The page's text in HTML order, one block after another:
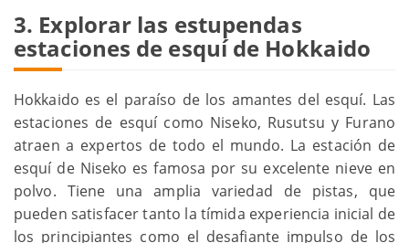
3. Explorar las estupendas
estaciones de esquí de Hokkaido
Hokkaido es el paraíso de los amantes del esquí. Las
estaciones de esquí como Niseko, Rusutsu y Furano
atraen a expertos de todo el mundo. La estación de
esquí de Niseko es famosa por su excelente nieve en
polvo. Tiene una amplia variedad de pistas, que
pueden satisfacer tanto la tímida experiencia inicial de
los principiantes como el desafiante impulso de los